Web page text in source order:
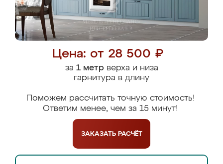
Цена: от 28 500 ₽
за 1 метрверха и низа
гарнитура в длину
Поможем рассчитать точную стоимость!
Ответим менее, чем за 15 минут!
ЗАКАЗАТЬ РАСЧЁТ